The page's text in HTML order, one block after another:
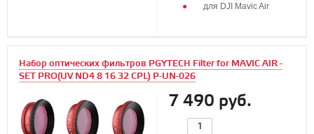
для DJI Mavic Air
Набор оптических фильтров PGYTECH Filter for MAVIC AIR -
SET PRO(UV ND4 8 16 32 CPL) P-UN-026
7 490 руб.